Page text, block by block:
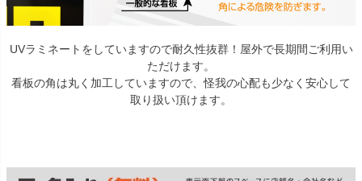
UVラミネートをしていますので耐久性抜群！屋外で長期間ご利用い
ただけます。
看板の角は丸く加工していますので、怪我の心配も少なく安心して
取り扱い頂けます。